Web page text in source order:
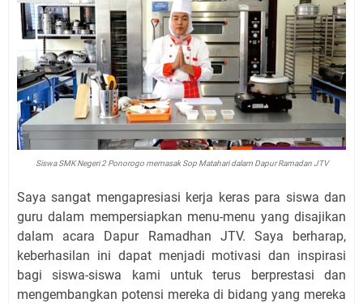
Siswa SMK Negeri 2 Ponorogo memasak Sop Matahari dalam Dapur Ramadan JTV
Saya sangat mengapresiasi kerja keras para siswa dan
guru dalam mempersiapkan menu-menu yang disajikan
dalam acara Dapur Ramadhan JTV. Saya berharap,
keberhasilan ini dapat menjadi motivasi dan inspirasi
bagi siswa-siswa kami untuk terus berprestasi dan
mengembangkan potensi mereka di bidang yang mereka